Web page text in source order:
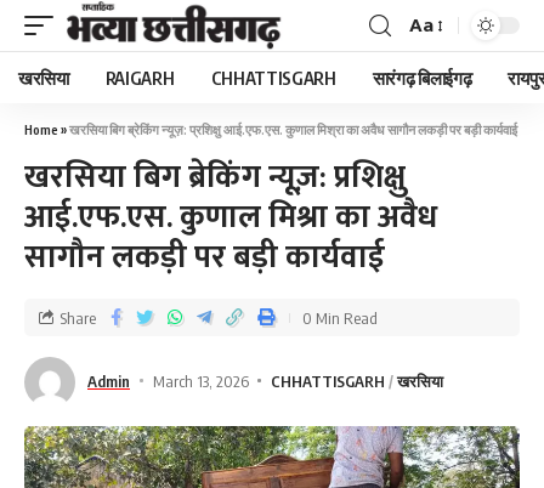
Aa
खरसिया RAIGARH CHHATTISGARH सारंगढ़ बिलाईगढ़
Home »खरसिया बिग ब्रेकिंग न्यूज़: प्रशिक्षु आई.एफ.एस. कुणाल मिश्रा का अवैध सागौन लकड़ी पर बड़ी कार्यवाई
खरसिया बिग ब्रेकिंग न्यूज़: प्रशिक्षु
आई.एफ.एस. कुणाल मिश्रा का अवैध
सागौन लकड़ी पर बड़ी कार्यवाई
Admin March 13, 2026 CHHATTISGARH खरसिया
Share 0 Min Read